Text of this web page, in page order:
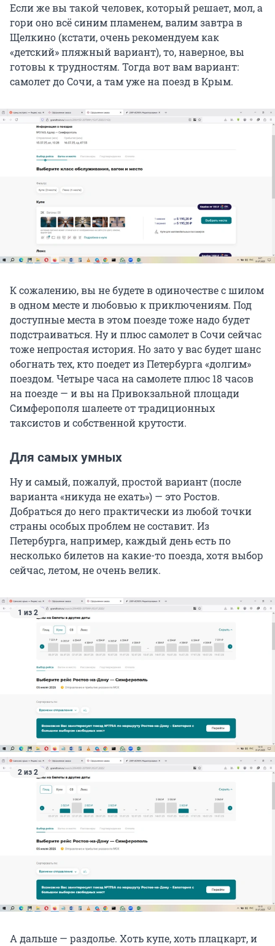
Если же вы такой человек, который решает, мол, а
гори оно всё синим пламенем, валим завтра в
Щелкино (кстати, очень рекомендуем как
«детский» пляжный вариант), то, наверное, вы
готовы к трудностям. Тогда вот вам вариант:
самолет до Сочи, а там уже на поезд в Крым.
К сожалению, вы не будете в одиночестве с шилом
в одном месте и любовью к приключениям. Под
доступные места в этом поезде тоже надо будет
подстраиваться. Ну и плюс самолет в Сочи сейчас
тоже непростая история. Но зато у вас будет шанс
обогнать тех, кто поедет из Петербурга «долгим»
поездом. Четыре часа на самолете плюс 18 часов
на поезде — и вы на Привокзальной площади
Симферополя шалеете от традиционных
таксистов и собственной крутости.
Для самых умных
Ну и самый, пожалуй, простой вариант (после
варианта «никуда не ехать») — это Ростов.
Добраться до него практически из любой точки
страны особых проблем не составит. Из
Петербурга, например, каждый день есть по
несколько билетов на какие-то поезда, хотя выбор
сейчас, летом, не очень велик.
1 из 2
2 из 2
А дальше — раздолье. Хоть купе, хоть плацкарт, и